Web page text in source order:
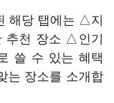
해당 탭에는 △지
추천 장소 △인기
쓸 수 있는 혜택
는 장소를 소개합